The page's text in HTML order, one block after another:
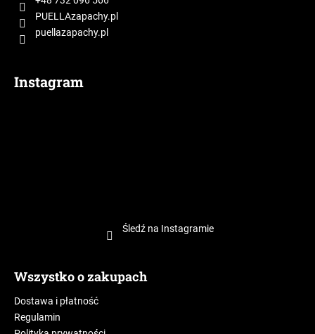
PUELLAzapachy.pl
puellazapachy.pl
Instagram
Śledź na Instagramie
Wszystko o zakupach
Dostawa i płatność
Regulamin